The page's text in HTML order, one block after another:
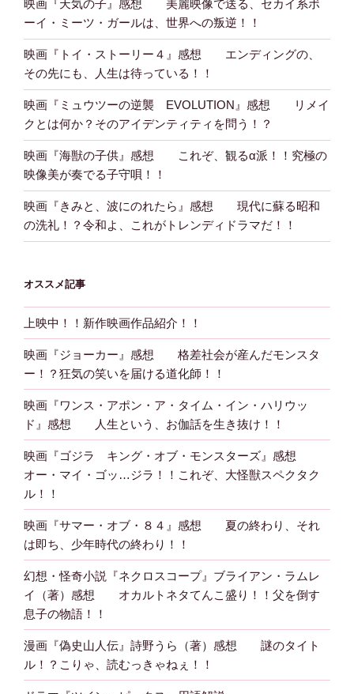
映画『天気の子』感想 美麗映像で送る、セカイ系ボ
ーイ・ミーツ・ガールは、世界への叛逆！！
映画『トイ・ストーリー４』感想 エンディングの、
その先にも、人生は待っている！！
映画『ミュウツーの逆襲 EVOLUTION』感想 リメイ
クとは何か？そのアイデンティティを問う！？
映画『海獣の子供』感想 これぞ、観るα派！！究極の
映像美が奏でる子守唄！！
映画『きみと、波にのれたら』感想 現代に蘇る昭和
の洗礼！？令和よ、これがトレンディドラマだ！！
オススメ記事
上映中！！新作映画作品紹介！！
映画『ジョーカー』感想 格差社会が産んだモンスタ
ー！？狂気の笑いを届ける道化師！！
映画『ワンス・アポン・ア・タイム・イン・ハリウッ
ド』感想 人生という、お伽話を生き抜け！！
映画『ゴジラ キング・オブ・モンスターズ』感想
オー・マイ・ゴッ…ジラ！！これぞ、大怪獣スペクタク
ル！！
映画『サマー・オブ・８４』感想 夏の終わり、それ
は即ち、少年時代の終わり！！
幻想・怪奇小説『ネクロスコープ』ブライアン・ラムレ
イ（著）感想 オカルトネタてんこ盛り！！父を倒す
息子の物語！！
漫画『偽史山人伝』詩野うら（著）感想 謎のタイト
ル！？こりゃ、読むっきゃねぇ！！